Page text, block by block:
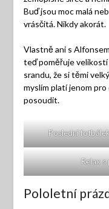
Buď jsou moc malá
vrásčitá. Nikdy akorát.
Vlastně ani s
teď poměřuje velikostí
srandu, že si těmi
myslím platí jenom pro
posoudit.
Poslední
Relax
Pololetní